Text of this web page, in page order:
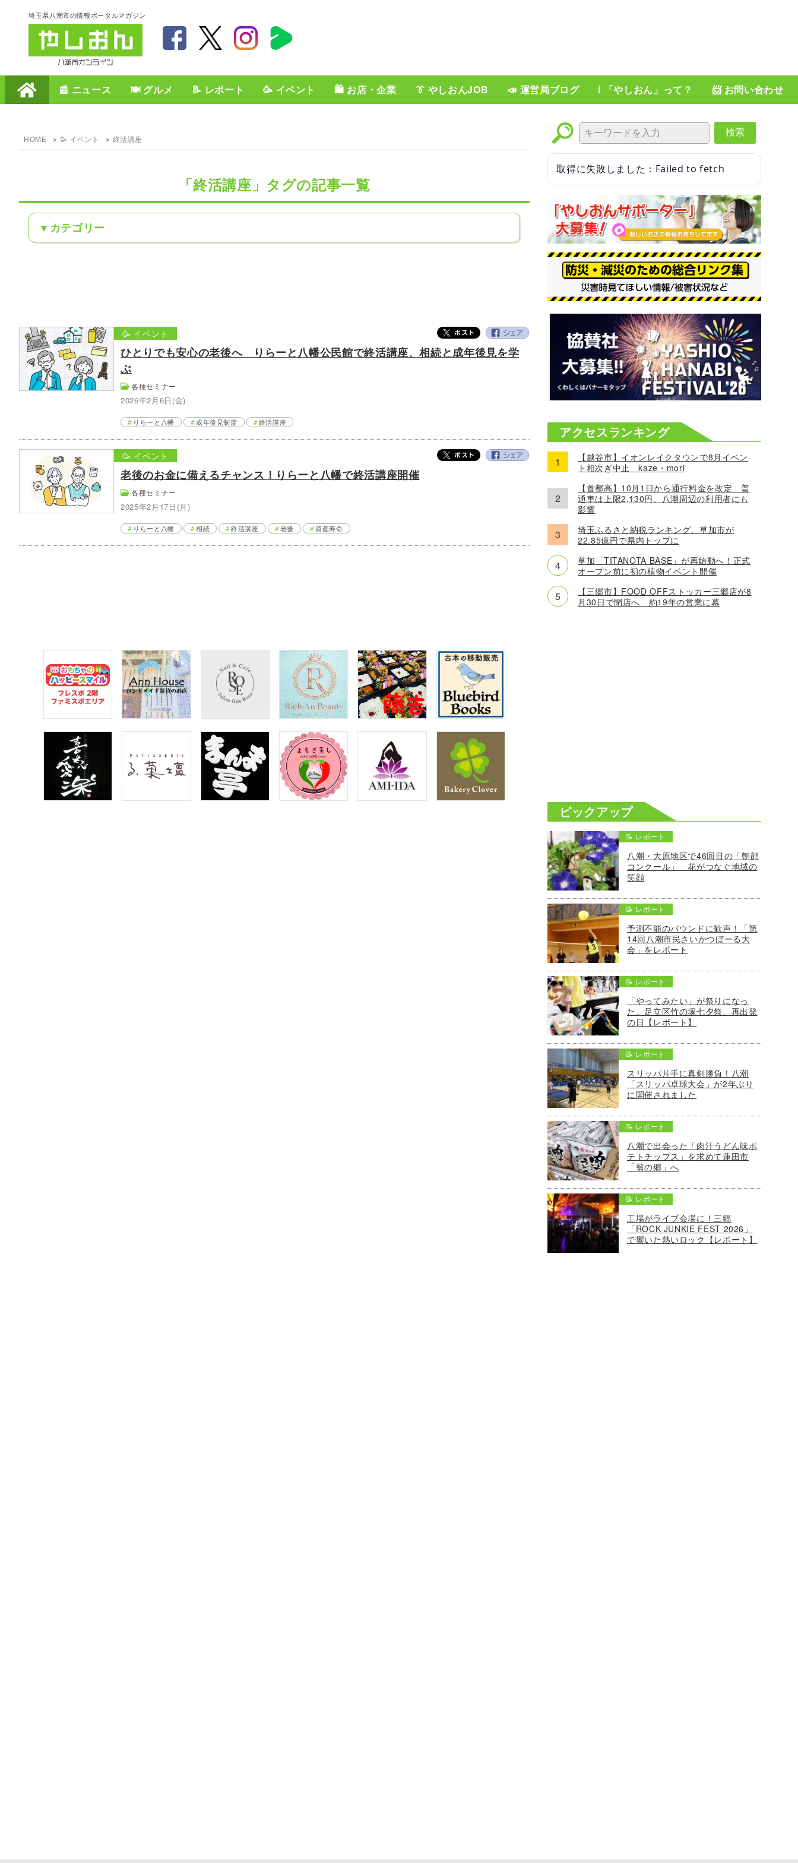
埼玉県八潮市の情報ポータルマガジン
📰 ニュース 🍽️ グルメ 📝 レポート 🥳 イベント 🛍️ お店・企業 👔 やしおんJOB 📣 運営局ブログ ℹ️ 「やしおん」って？ 📨 お問い合わせ
HOME 🥳 イベント 終活講座
「終活講座」タグの記事一覧
カテゴリー
ひとりでも安心の老後へ りらーと八幡公民館で終活講座、相続と成年後見を学
ぶ
各種セミナー
2026年2月6日(金)
🥳 イベント
りらーと八幡 成年後見制度 終活講座
老後のお金に備えるチャンス！りらーと八幡で終活講座開催
各種セミナー
2025年2月17日(月)
🥳 イベント
りらーと八幡 相続 終活講座 老後 資産寿命
検索
取得に失敗しました：Failed to fetch
アクセスランキング
【越谷市】イオンレイクタウンで8月イベン
ト相次ぎ中止 kaze・mori
【首都高】10月1日から通行料金を改定 普
通車は上限2,130円、八潮周辺の利用者にも
影響
埼玉ふるさと納税ランキング、草加市が
22.85億円で県内トップに
草加「TITANOTA BASE」が再始動へ！正式
オープン前に初の植物イベント開催
【三郷市】FOOD OFFストッカー三郷店が8
月30日で閉店へ 約19年の営業に幕
ピックアップ
📝 レポート
八潮・大原地区で46回目の「朝顔
コンクール」 花がつなぐ地域の
笑顔
📝 レポート
予測不能のバウンドに歓声！「第
14回八潮市民さいかつぼーる大
会」をレポート
📝 レポート
「やってみたい」が祭りになっ
た。足立区竹の塚七夕祭、再出発
の日【レポート】
📝 レポート
スリッパ片手に真剣勝負！八潮
「スリッパ卓球大会」が2年ぶり
に開催されました
📝 レポート
八潮で出会った「肉汁うどん味ポ
テトチップス」を求めて蓮田市
「翁の郷」へ
📝 レポート
工場がライブ会場に！三郷
「ROCK JUNKIE FEST 2026」
で響いた熱いロック【レポート】